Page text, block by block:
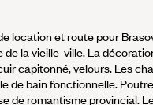
location et route pour
la vieille-ville. La
capitonné, velours. Les
de bain fonctionnelle.
de romantisme provincial.